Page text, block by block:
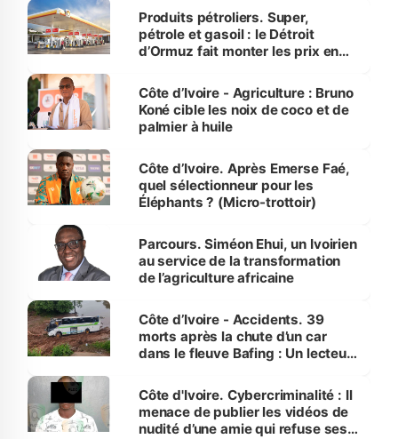
menacées
Produits pétroliers. Super,
pétrole et gasoil : le Détroit
d’Ormuz fait monter les prix en
Côte d’Ivoire - Agriculture : Bruno
Koné cible les noix de coco et de
palmier à huile
Côte d’Ivoire. Après Emerse Faé,
quel sélectionneur pour les
Éléphants ? (Micro-trottoir)
Parcours. Siméon Ehui, un Ivoirien
au service de la transformation
de l’agriculture africaine
Côte d’Ivoire - Accidents. 39
morts après la chute d’un car
dans le fleuve Bafing : Un lecteur
des Transports
Côte d'Ivoire. Cybercriminalité : Il
menace de publier les vidéos de
nudité d’une amie qui refuse ses